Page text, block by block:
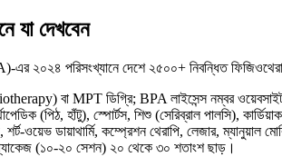
যা দেখবেন
পরিসংখ্যানে দেশে ২৫০০+ নিবন্ধিত
বা MPT ডিগ্রি; BPA লাইসেন্স নম্বর
(পিঠ, হাঁটু), স্পোর্টস, শিশু (সেরিব্রাল পালসি),
ওয়েভ ডায়াথার্মি, কম্প্রেশন থেরাপি, লেজার, ম্যানুয়াল
(১০-২০ সেশন) ২০ থেকে ৩০ শতাংশ ছাড়।